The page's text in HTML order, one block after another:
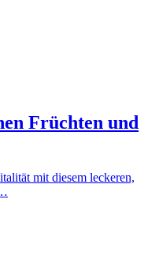
Früchten und
mit diesem leckeren,